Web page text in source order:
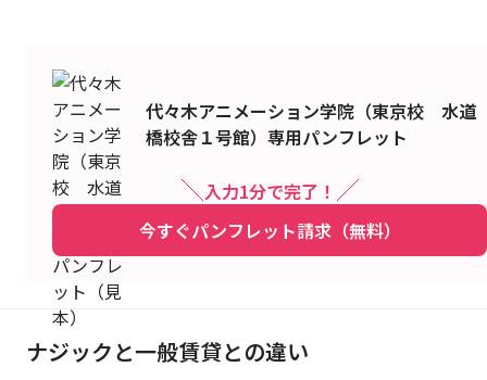
代々木アニメーション学院（東京校 水道
橋校舎１号館） 専用パンフレット
入力1分で完了！
今すぐパンフレット請求（無料）
ナジックと一般賃貸との違い